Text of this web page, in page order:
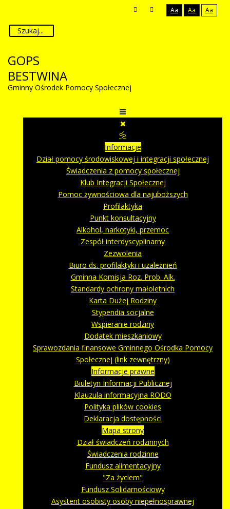
Aa Aa Aa
GOPS
BESTWINA
Gminny Ośrodek Pomocy Społecznej
🝰
Informacje
Dział pomocy środowiskowej i integracji społecznej
Świadczenia z pomocy społecznej
Klub Integracji Społecznej
Pomoc żywnościowa dla najuboższych
Profilaktyka
Punkt konsultacyjny
Alkohol, narkotyki, przemoc
Zespół interdyscyplinarny
Zezwolenia
Biuro ds. profilaktyki i uzależnień
Gminna Komisja Roz. Prob. Alk.
Standardy ochrony małoletnich
Karta Dużej Rodziny
Stypendia socjalne
Wspieranie rodziny
Dodatek mieszkaniowy
Sprawozdania finansowe Gminnego Ośrodka Pomocy
Społecznej (link zewnętrzny)
Informacje prawne
Biuletyn Informacji Publicznej
Klauzula informacyjna RODO
Polityka plików cookies
Deklaracja dostępności
Mapa strony
Dział świadczeń rodzinnych
Świadczenia rodzinne
Fundusz alimentacyjny
"Za życiem"
Fundusz Solidarnościowy
Asystent osobisty osoby niepełnosprawnej